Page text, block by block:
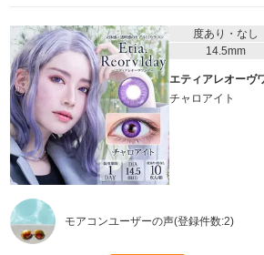
度あり・なし
14.5mm
エティアレオーヴ
チャロアイト
モアコンユーザーの声(登録件数:2)